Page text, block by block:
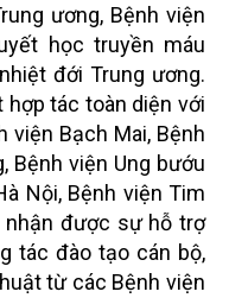
ương, Bệnh viện
học truyền máu
đới Trung ương.
hợp tác toàn diện với
viện Bạch Mai, Bệnh
Bệnh viện Ung bướu
Nội, Bệnh viện Tim
nhận được sự hỗ trợ
tác đào tạo cán bộ,
từ các Bệnh viện